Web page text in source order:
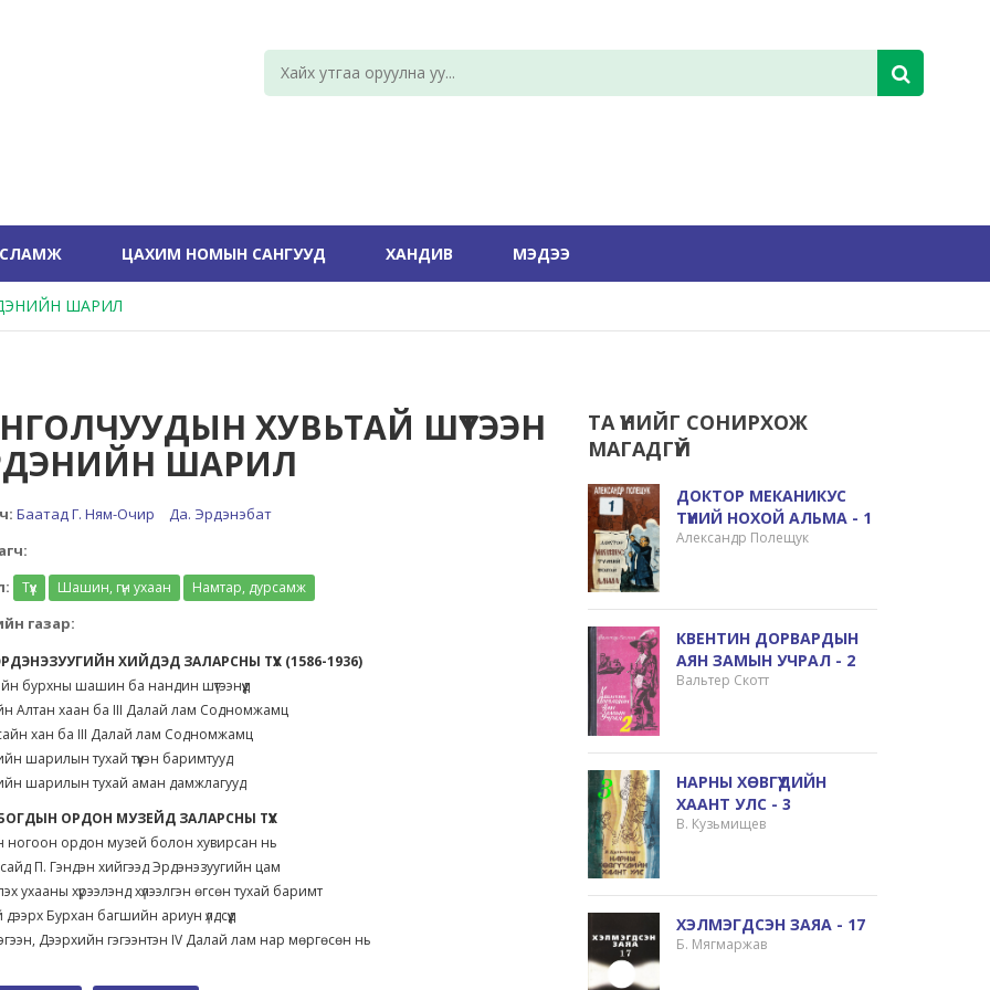
ЦАХИМ НОМЫН САНГУУД ХАНДИВ МЭДЭЭ
ШАРИЛ
ХУВЬТАЙ ШҮТЭЭН
ШАРИЛ
Баатад Г. Ням-Очир
Да. Эрдэнэбат
Түүх Шашин, гүн ухаан Намтар, дурсамж
газар:
ХИЙДЭД ЗАЛАРСНЫ ТҮҮХ (1586-1936)
бурхны шашин ба нандин шүтээнүүд
Алтан хаан ба III Далай лам Содномжамц
хан ба III Далай лам Содномжамц
шарилын тухай түүхэн баримтууд
шарилын тухай аман дамжлагууд
БОГДЫН ОРДОН МУЗЕЙД ЗАЛАРСНЫ ТҮҮХ
ногоон ордон музей болон хувирсан нь
П. Гэндэн хийгээд Эрдэнэзуугийн цам
ухааны хүрээлэнд хүлээлгэн өгсөн тухай баримт
Бурхан багшийн ариун үлдсүүд
Дээрхийн гэгээнтэн IV Далай лам нар мөргөсөн нь
ТА ҮҮНИЙГ СОНИРХОЖ
МАГАДГҮЙ
ДОКТОР МЕКАНИКУС
ТҮҮНИЙ НОХОЙ АЛЬМА - 1
Александр Полещук
КВЕНТИН ДОРВАРДЫН
АЯН ЗАМЫН УЧРАЛ - 2
Вальтер Скотт
НАРНЫ ХӨВГҮҮДИЙН
ХААНТ УЛС - 3
В. Кузьмищев
ХЭЛМЭГДСЭН ЗАЯА - 17
Б. Мягмаржав